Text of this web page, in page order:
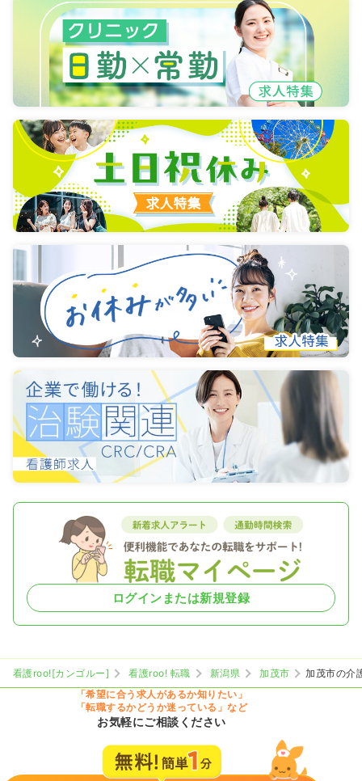
ログインまたは新規登録
看護roo![カンゴルー] 看護roo! 転職 新潟県 加茂市
加茂市の介
「希望に合う求人があるか知りたい」
「転職するかどうか迷っている」など
お気軽にご相談ください